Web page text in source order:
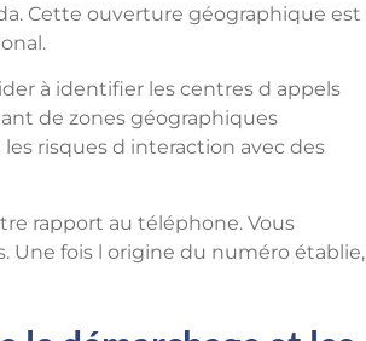
Cette ouverture géographique est
à identifier les centres d appels
de zones géographiques
risques d interaction avec des
rapport au téléphone. Vous
Une fois l origine du numéro établie,